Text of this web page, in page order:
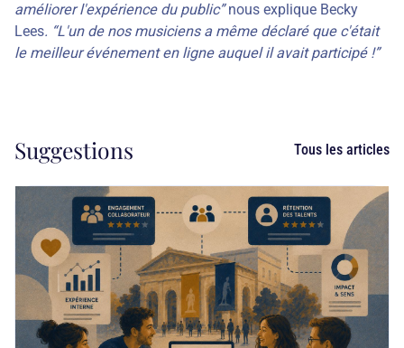
améliorer l'expérience du public”nous explique Becky
Lees. “L'un de nos musiciens a même déclaré que c'était
le meilleur événement en ligne auquel il avait participé !”
Suggestions Tous les articles